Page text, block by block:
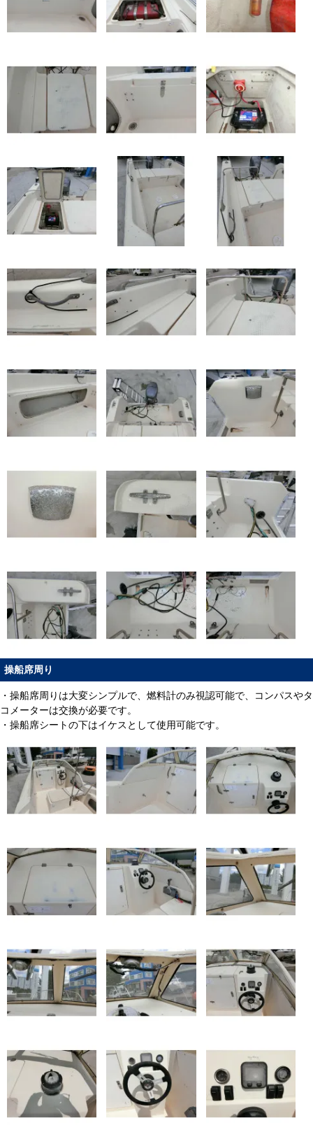
操船席周り
・操船席周りは大変シンプルで、燃料計のみ視認可能で、コンパスやタ
コメーターは交換が必要です。
・操船席シートの下はイケスとして使用可能です。